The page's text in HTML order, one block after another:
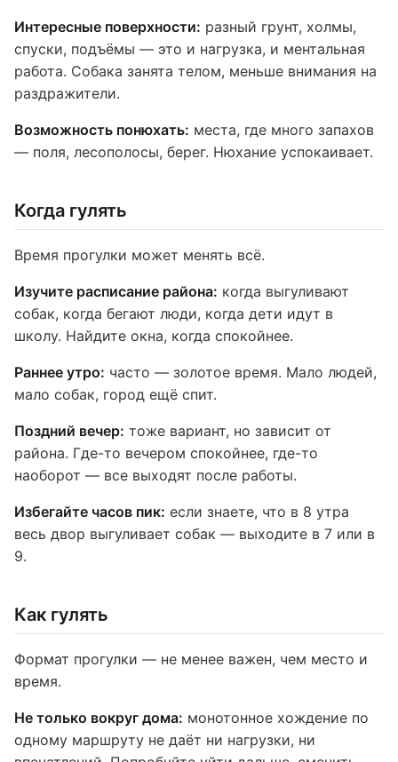
Интересные поверхности: разный грунт, холмы,
спуски, подъёмы — это и нагрузка, и ментальная
работа. Собака занята телом, меньше внимания на
раздражители.
Возможность понюхать: места, где много запахов
— поля, лесополосы, берег. Нюхание успокаивает.
Когда гулять
Время прогулки может менять всё.
Изучите расписание района: когда выгуливают
собак, когда бегают люди, когда дети идут в
школу. Найдите окна, когда спокойнее.
Раннее утро: часто — золотое время. Мало людей,
мало собак, город ещё спит.
Поздний вечер: тоже вариант, но зависит от
района. Где-то вечером спокойнее, где-то
наоборот — все выходят после работы.
Избегайте часов пик: если знаете, что в 8 утра
весь двор выгуливает собак — выходите в 7 или в
9.
Как гулять
Формат прогулки — не менее важен, чем место и
время.
Не только вокруг дома: монотонное хождение по
одному маршруту не даёт ни нагрузки, ни